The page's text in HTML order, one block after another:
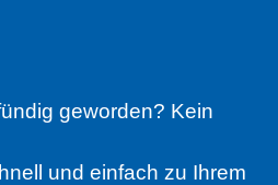
geworden? Kein
und einfach zu Ihrem